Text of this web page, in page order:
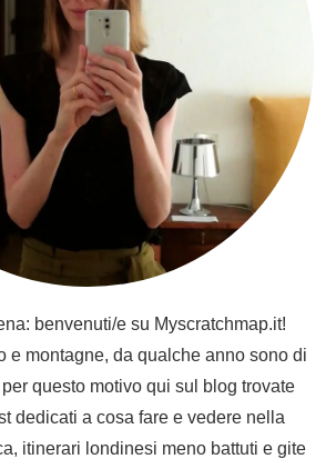
benvenuti/e su Myscratchmap.it!
e montagne, da qualche anno sono di
questo motivo qui sul blog trovate
dedicati a cosa fare e vedere nella
itinerari londinesi meno battuti e gite